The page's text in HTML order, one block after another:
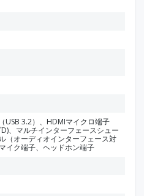
USB 3.2）、HDMIマイクロ端子
、マルチインターフェースシュー
（オーディオインターフェース対
イク端子、ヘッドホン端子